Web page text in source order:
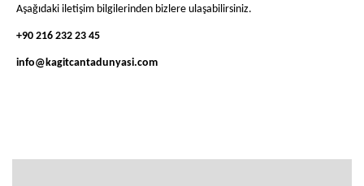
Aşağıdaki iletişim bilgilerinden bizlere ulaşabilirsiniz.
+90 216 232 23 45
info@kagitcantadunyasi.com